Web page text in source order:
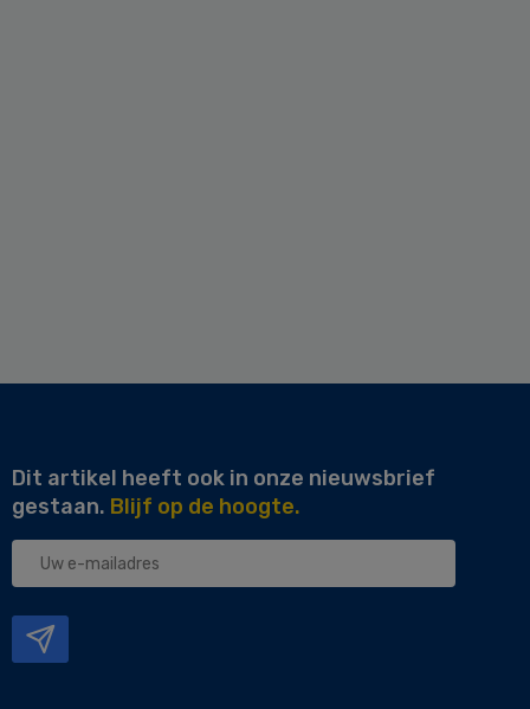
Dit artikel heeft ook in onze nieuwsbrief
gestaan. Blijf op de hoogte.
Uw